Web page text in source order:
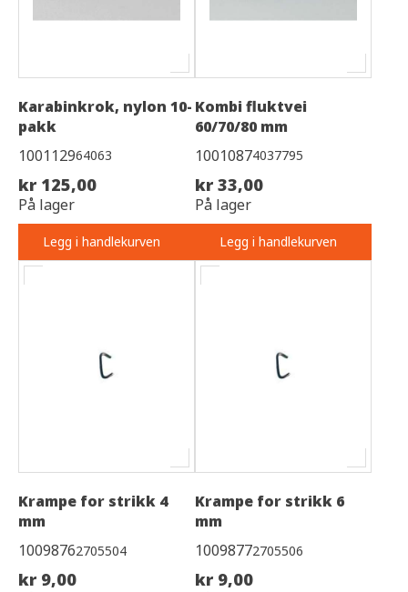
Karabinkrok, nylon 10-
pakk
100112964063
kr 125,00
På lager
Legg i handlekurven
Kombi fluktvei
60/70/80 mm
10010874037795
kr 33,00
På lager
Legg i handlekurven
Krampe for strikk 4
mm
10098762705504
kr 9,00
Krampe for strikk 6
mm
10098772705506
kr 9,00